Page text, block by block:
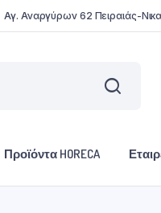
Αγ. Αναργύρων 62 Πειραιάς-
Προϊόντα HORECA